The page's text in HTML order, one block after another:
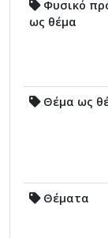
Φυσικό
ως θέμα
Θέμα ως
Θέματα